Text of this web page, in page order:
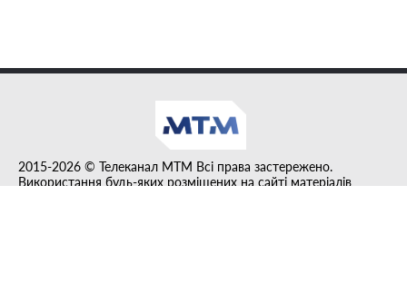
2015-2026 © Телеканал MTM Всі права застережено.
Використання будь-яких розміщених на сайті матеріалів